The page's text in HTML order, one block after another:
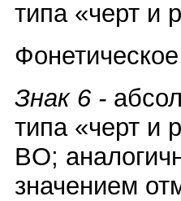
типа «черт и
Знак 6 -
типа «черт и
ВO;
значением